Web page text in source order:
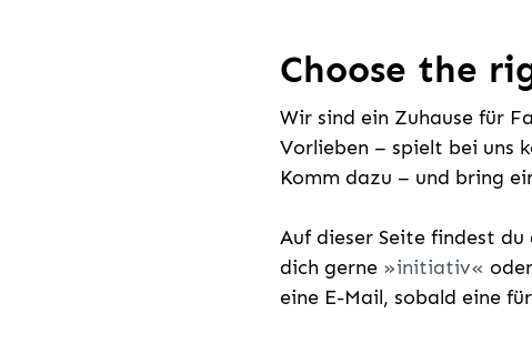
Choose the
Wir sind ein Zuhause für
Vorlieben – spielt bei uns
Komm dazu – und bring
Auf dieser Seite findest
dich gerne
initiativ
eine E-Mail, sobald eine